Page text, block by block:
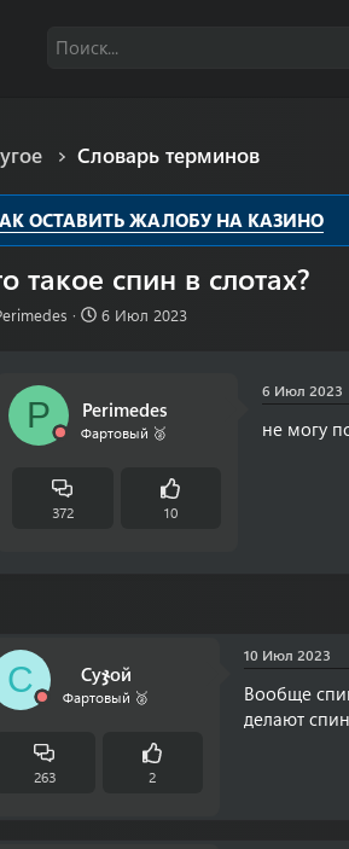
Словарь терминов
ОСТАВИТЬ ЖАЛОБУ НА КАЗИНО
такое спин в слотах?
Д
а
ч
6 Июл 2023
P Perimedes
Фартовый 🥈
372 10
6 Июл 2023
не могу
С Суჯой
Фартовый 🥈
263 2
10 Июл 2023
Вообще
делают